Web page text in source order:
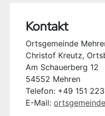
Kontakt
Ortsgemeinde
Christof Kreutz,
Am Schauerberg 12
54552 Mehren
Telefon: +49 151
E-Mail: